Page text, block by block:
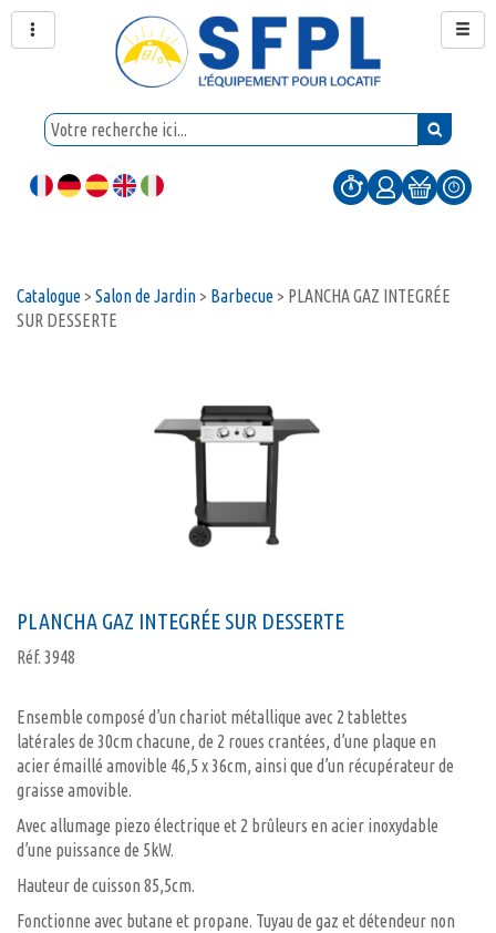
Catalogue> Salon de Jardin> Barbecue> PLANCHA GAZ INTEGRÉE
SUR DESSERTE
PLANCHA GAZ INTEGRÉE SUR DESSERTE
Réf. 3948
Ensemble composé d’un chariot métallique avec 2 tablettes
latérales de 30cm chacune, de 2 roues crantées, d’une plaque en
acier émaillé amovible 46,5 x 36cm, ainsi que d’un récupérateur de
graisse amovible.
Avec allumage piezo électrique et 2 brûleurs en acier inoxydable
d’une puissance de 5kW.
Hauteur de cuisson 85,5cm.
Fonctionne avec butane et propane. Tuyau de gaz et détendeur non